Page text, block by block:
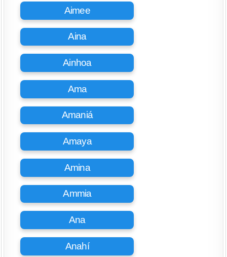
Aimee
Aina
Ainhoa
Ama
Amaniá
Amaya
Amina
Ammia
Ana
Anahí